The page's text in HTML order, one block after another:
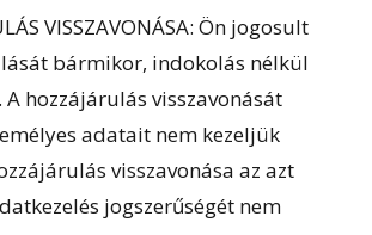
VISSZAVONÁSA: Ön jogosult
bármikor, indokolás nélkül
A hozzájárulás visszavonását
adatait nem kezeljük
visszavonása az azt
jogszerűségét nem